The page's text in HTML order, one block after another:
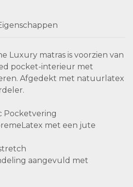
Luxury matras is voorzien van
pocket-interieur met
Afgedekt met natuurlatex
Pocketvering
met een jute
aangevuld met